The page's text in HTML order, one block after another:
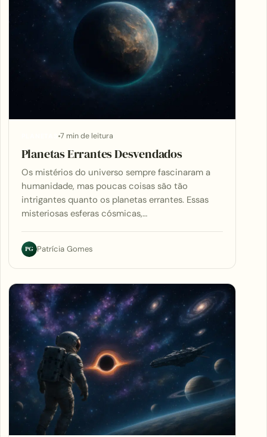
7 min de leitura
Planetas Errantes Desvendados
Os mistérios do universo sempre fascinaram a
humanidade, mas poucas coisas são tão
intrigantes quanto os planetas errantes. Essas
misteriosas esferas cósmicas,…
PG Patrícia Gomes